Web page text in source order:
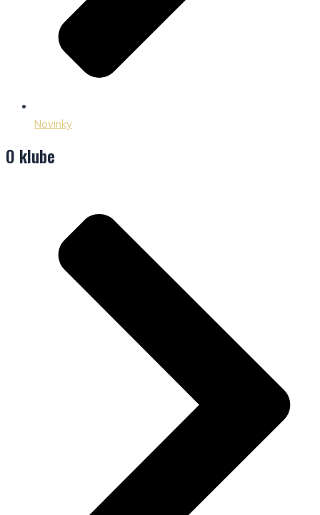
Novinky
O klube